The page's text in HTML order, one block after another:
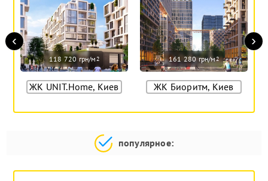
118 720 грн/м2
ЖК UNIT.Home, Киев
161 280 грн/м2
ЖК Биоритм, Киев
‹ ›
популярное: